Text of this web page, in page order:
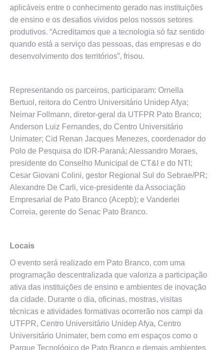
aplicáveis entre o conhecimento gerado nas instituições
de ensino e os desafios vividos pelos nossos setores
produtivos. “Acreditamos que a tecnologia só faz sentido
quando está a serviço das pessoas, das empresas e do
desenvolvimento dos territórios”, frisou.
Representando os parceiros, participaram: Ornella
Bertuol, reitora do Centro Universitário Unidep Afya;
Neimar Follmann, diretor-geral da UTFPR Pato Branco;
Anderson Luiz Fernandes, do Centro Universitário
Unimater; Cid Renan Jacques Menezes, coordenador do
Polo de Pesquisa do IDR-Paraná; Alessandro Moraes,
presidente do Conselho Municipal de CT&I e do NTI;
Cesar Giovani Colini, gestor Regional Sul do Sebrae/PR;
Alexandre De Carli, vice-presidente da Associação
Empresarial de Pato Branco (Acepb); e Vanderlei
Correia, gerente do Senac Pato Branco.
Locais
O evento será realizado em Pato Branco, com uma
programação descentralizada que valoriza a participação
ativa das instituições de ensino e ambientes de inovação
da cidade. Durante o dia, oficinas, mostras, visitas
técnicas e atividades formativas ocorrerão nos campi da
UTFPR, Centro Universitário Unidep Afya, Centro
Universitário Unimater, bem como em espaços como o
Parque Tecnológico de Pato Branco e demais ambientes